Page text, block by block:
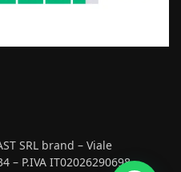
SRL brand – Viale
– P.IVA IT02026290698